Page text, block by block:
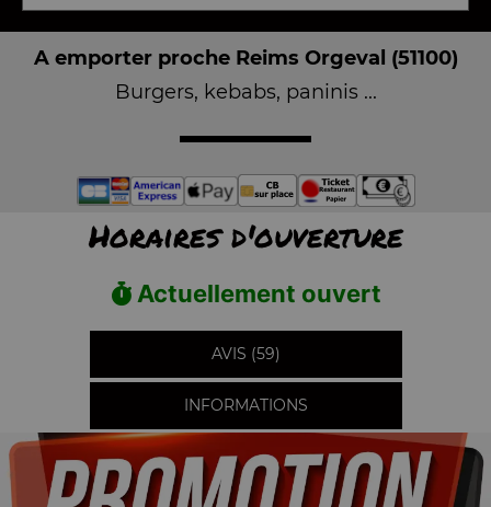
A emporter proche Reims Orgeval (51100)
Burgers, kebabs, paninis ...
Horaires d'ouverture
Actuellement ouvert
AVIS (59)
INFORMATIONS